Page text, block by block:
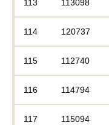
113 113098
114 120737
115 112740
116 114794
117 115094